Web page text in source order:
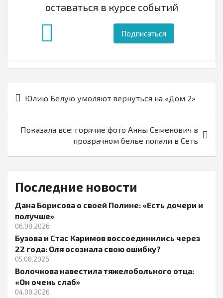
оставаться в курсе событий
Подписаться
по
Юлию Белую умоляют вернуться на «Дом 2»
Показала все: горячие фото Анны Семенович в
прозрачном белье попали в Сеть
Последние новости
Дана Борисова о своей Полине: «Есть дочери и
получше»
06.08.2026
Бузова и Стас Каримов воссоединились через
22 года: Оля осознала свою ошибку?
05.08.2026
Волочкова навестила тяжелобольного отца:
«Он очень слаб»
04.08.2026